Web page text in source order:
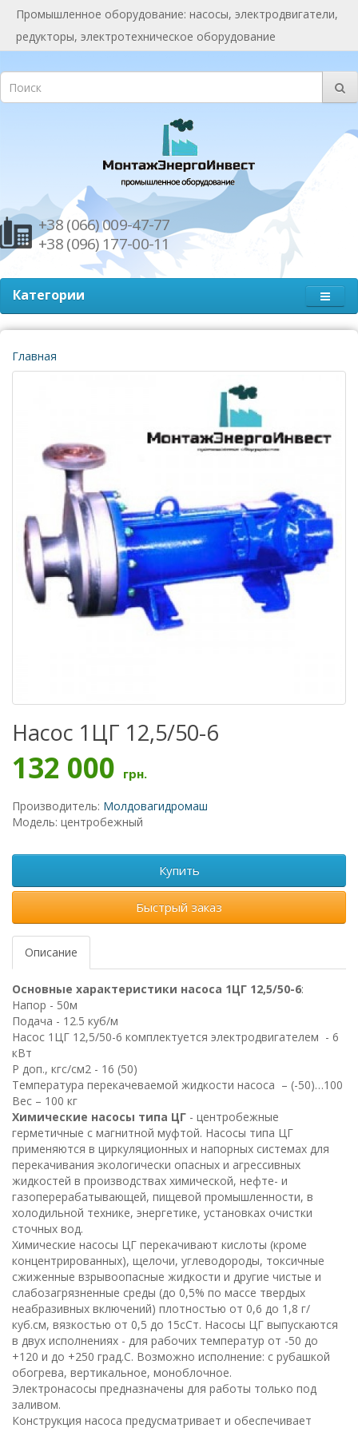
Промышленное оборудование: насосы, электродвигатели,
редукторы, электротехническое оборудование
+38 (066) 009-47-77
+38 (096) 177-00-11
Категории
Главная
Насос 1ЦГ 12,5/50-6
132 000 грн.
Производитель: Молдовагидромаш
Модель: центробежный
Купить
Быстрый заказ
Описание
Основные характеристики насоса 1ЦГ 12,5/50-6:
Напор - 50м
Подача - 12.5 куб/м
Насос 1ЦГ 12,5/50-6 комплектуется электродвигателем - 6
кВт
Р доп., кгс/см2 - 16 (50)
Температура перекачеваемой жидкости насоса – (-50)…100
Вес – 100 кг
Химические насосы типа ЦГ - центробежные
герметичные с магнитной муфтой. Насосы типа ЦГ
применяются в циркуляционных и напорных системах для
перекачивания экологически опасных и агрессивных
жидкостей в производствах химической, нефте- и
газоперерабатывающей, пищевой промышленности, в
холодильной технике, энергетике, установках очистки
сточных вод.
Химические насосы ЦГ перекачивают кислоты (кроме
концентрированных), щелочи, углеводороды, токсичные
сжиженные взрывоопасные жидкости и другие чистые и
слабозагрязненные среды (до 0,5% по массе твердых
неабразивных включений) плотностью от 0,6 до 1,8 г/
куб.см, вязкостью от 0,5 до 15сСт. Насосы ЦГ выпускаются
в двух исполнениях - для рабочих температур от -50 до
+120 и до +250 град.С. Возможно исполнение: с рубашкой
обогрева, вертикальное, моноблочное.
Электронасосы предназначены для работы только под
заливом.
Конструкция насоса предусматривает и обеспечивает